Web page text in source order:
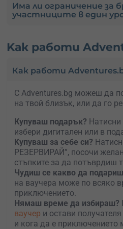
Има ли ограничение за
участниците в един
Kак работи
Как работи
С Adventures.bg можеш да
на твой близък, или да го
Купуваш подарък?
избери дигитален или в
Kупуваш за себе си?
РЕЗЕРВИРАЙ”, посочи
стъпките за да потъврдиш
Чудиш се какво да
на ваучера може по всяко
приключението.
Нямаш време да избираш?
ваучер и остави
и кога да е приключението